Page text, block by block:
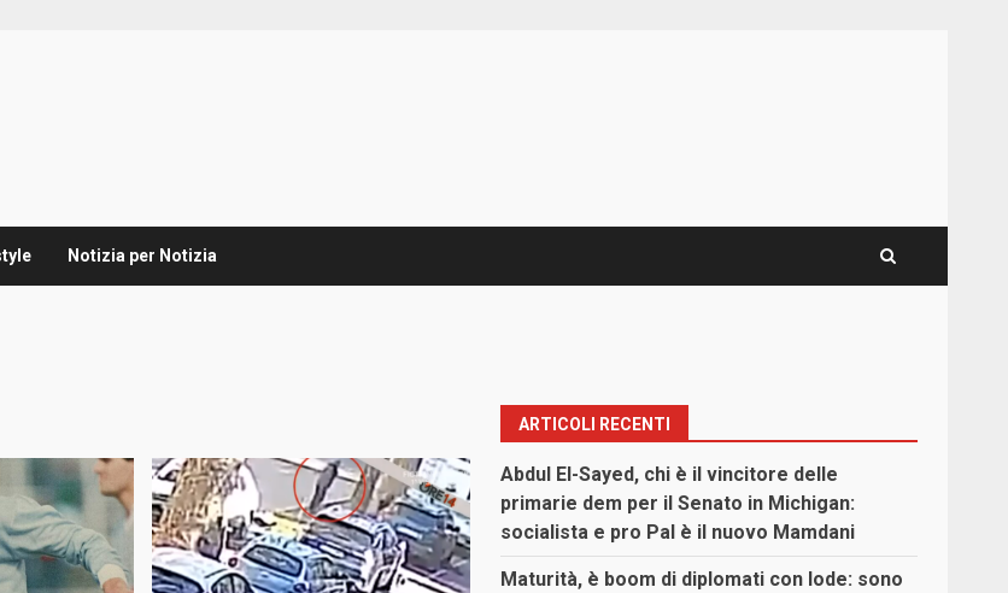
Notizia per Notizia
ARTICOLI RECENTI
Abdul El-Sayed, chi è il vincitore delle
primarie dem per il Senato in Michigan:
socialista e pro Pal è il nuovo Mamdani
Maturità, è boom di diplomati con lode: sono